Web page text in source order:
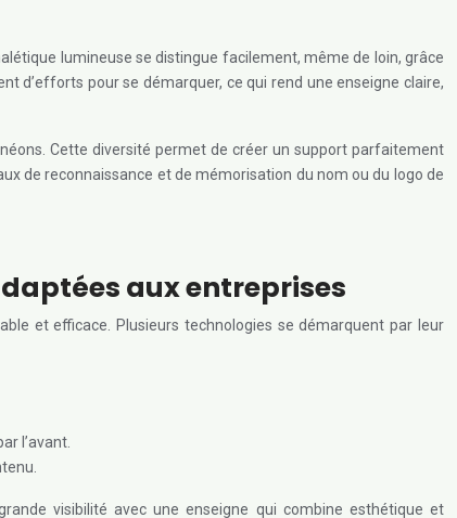
lumineuse se distingue facilement, même de loin, grâce
d’efforts pour se démarquer, ce qui rend une enseigne claire,
Cette diversité permet de créer un support parfaitement
de reconnaissance et de mémorisation du nom ou du logo de
aux entreprises
et efficace. Plusieurs technologies se démarquent par leur
l’avant.
visibilité avec une enseigne qui combine esthétique et